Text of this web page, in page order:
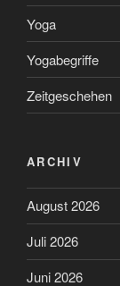
Yoga
Yogabegriffe
Zeitgeschehen
ARCHIV
August 2026
Juli 2026
Juni 2026